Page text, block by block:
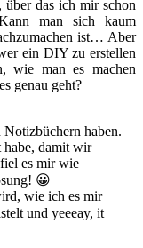
das ich mir schon
man sich kaum
ist… Aber
ein DIY zu erstellen
wie man es machen
genau geht?
haben.
habe, damit wir
es mir wie
😀
wie ich es mir
und yeeeay, it